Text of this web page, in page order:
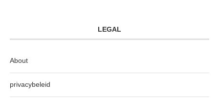
LEGAL
About
privacybeleid